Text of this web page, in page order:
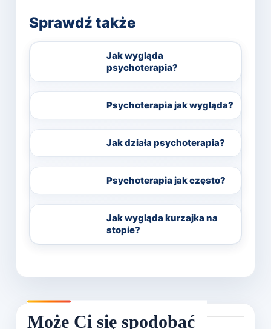
Sprawdź także
Jak wygląda
psychoterapia?
Psychoterapia jak wygląda?
Jak działa psychoterapia?
Psychoterapia jak często?
Jak wygląda kurzajka na
stopie?